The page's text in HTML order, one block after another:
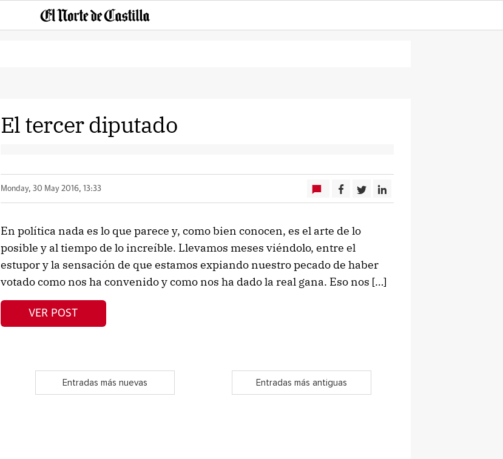
El tercer diputado
Monday, 30 May 2016, 13:33
En política nada es lo que parece y, como bien conocen, es el arte de lo
posible y al tiempo de lo increíble. Llevamos meses viéndolo, entre el
estupor y la sensación de que estamos expiando nuestro pecado de haber
votado como nos ha convenido y como nos ha dado la real gana. Eso nos […]
VER POST
Entradas más nuevas Entradas más antiguas